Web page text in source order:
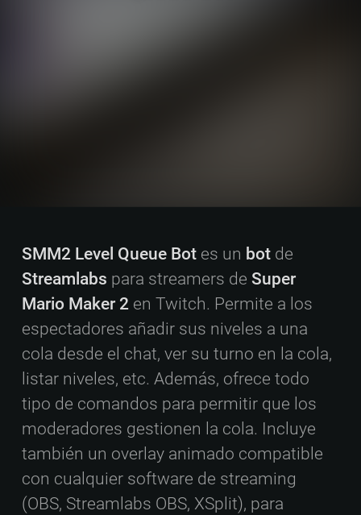
SMM2 Level Queue Botes un botde
Streamlabs para streamers de Super
Mario Maker 2en Twitch. Permite a los
espectadores añadir sus niveles a una
cola desde el chat, ver su turno en la cola,
listar niveles, etc. Además, ofrece todo
tipo de comandos para permitir que los
moderadores gestionen la cola. Incluye
también un overlay animado compatible
con cualquier software de streaming
(OBS, Streamlabs OBS, XSplit), para